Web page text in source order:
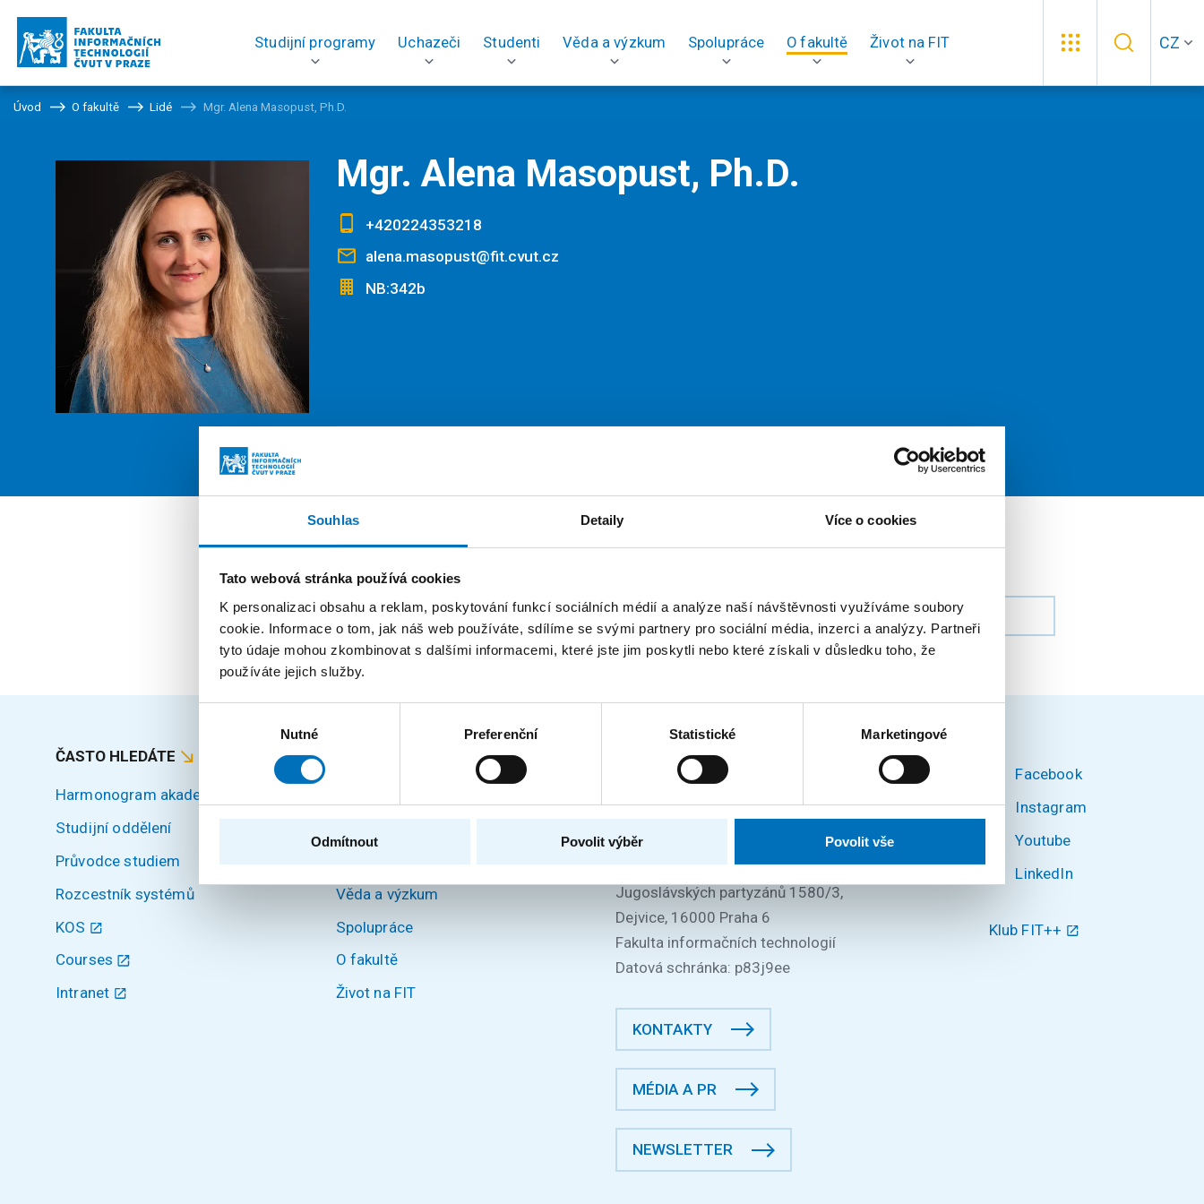
Souhlas Detaily Více o cookies
Tato webová stránka používá cookies
K personalizaci obsahu a reklam, poskytování funkcí sociálních médií a analýze naší návštěvnosti využíváme soubory
cookie. Informace o tom, jak náš web používáte, sdílíme se svými partnery pro sociální média, inzerci a analýzy. Partneři
tyto údaje mohou zkombinovat s dalšími informacemi, které jste jim poskytli nebo které získali v důsledku toho, že
používáte jejich služby.
Nutné Preferenční Statistické Marketingové
Odmítnout Povolit výběr Povolit vše
Studijní programy Uchazeči Studenti Věda a výzkum Spolupráce O fakultě Život na FIT CZ
Úvod O fakultě Lidé Mgr. Alena Masopust, Ph.D.
Mgr. Alena Masopust, Ph.D.
+420224353218
alena.masopust@fit.cvut.cz
NB:342b
zaměstnanec Oddělení pro rozvoj
ČASTO HLEDÁTE
Harmonogram akademického roku
Studijní oddělení
Průvodce studiem
Rozcestník systémů
KOS
Courses
Intranet
Věda a výzkum
Spolupráce
O fakultě
Život na FIT
FAKTURAČNÍ ÚDAJE
DIČ: CZ68407700
České vysoké učení technické v
Jugoslávských partyzánů 1580/3,
Dejvice, 16000 Praha 6
Fakulta informačních technologií
Datová schránka: p83j9ee
KONTAKTY
MÉDIA A PR
NEWSLETTER
Facebook
Instagram
Youtube
LinkedIn
Klub FIT++